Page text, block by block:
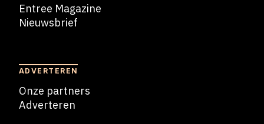
Entree Magazine
Nieuwsbrief
ADVERTEREN
Onze partners
Adverteren